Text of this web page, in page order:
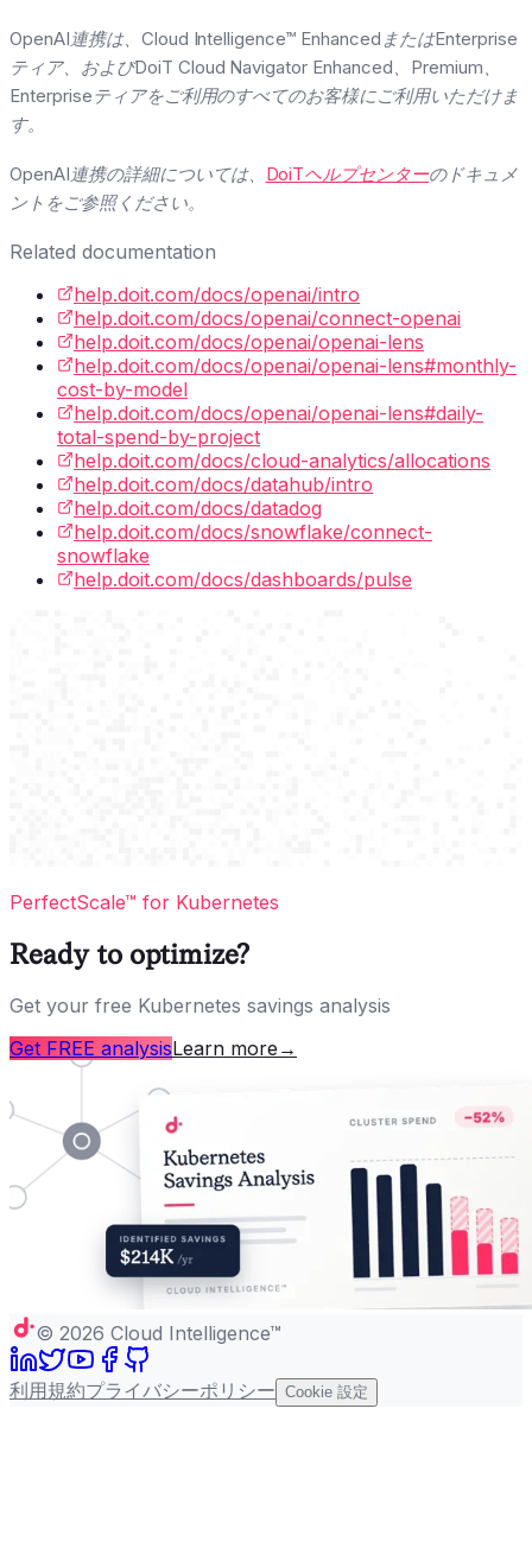
OpenAI連携は、Cloud Intelligence™ EnhancedまたはEnterprise
ティア、およびDoiT Cloud Navigator Enhanced、Premium、
Enterpriseティアをご利用のすべてのお客様にご利用いただけま
す。
OpenAI連携の詳細については、 DoiTヘルプセンターのドキュメ
ントをご参照ください。
Related documentation
help.doit.com/docs/openai/intro
help.doit.com/docs/openai/connect-openai
help.doit.com/docs/openai/openai-lens
help.doit.com/docs/openai/openai-lens#monthly-
cost-by-model
help.doit.com/docs/openai/openai-lens#daily-
total-spend-by-project
help.doit.com/docs/cloud-analytics/allocations
help.doit.com/docs/datahub/intro
help.doit.com/docs/datadog
help.doit.com/docs/snowflake/connect-
snowflake
help.doit.com/docs/dashboards/pulse
PerfectScale™ for Kubernetes
Ready to optimize?
Get your free Kubernetes savings analysis
Get FREE analysisLearn more →
© 2026 Cloud Intelligence™
利用規約プライバシーポリシー Cookie 設定